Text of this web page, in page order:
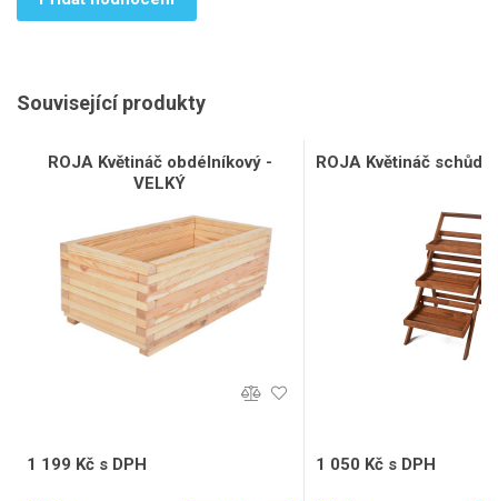
Související produkty
ROJA Květináč obdélníkový -
VELKÝ
1 199 Kč s DPH
ROJA Květináč
1 050 Kč s DPH